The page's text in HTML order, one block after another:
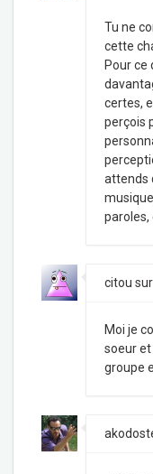
Tu ne
cette
Pour ce
certes,
perçois
attends
paroles,
citou sur
Moi je
soeur
groupe